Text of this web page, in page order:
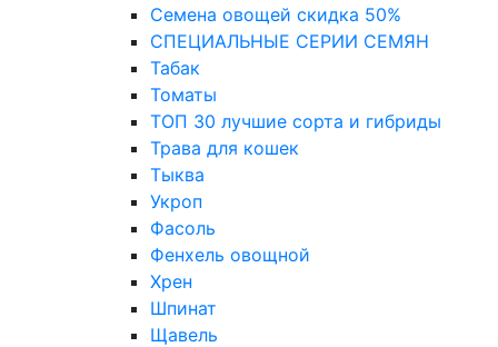
Семена овощей скидка 50%
СПЕЦИАЛЬНЫЕ СЕРИИ СЕМЯН
Табак
Томаты
ТОП 30 лучшие сорта и гибриды
Трава для кошек
Тыква
Укроп
Фасоль
Фенхель овощной
Хрен
Шпинат
Щавель